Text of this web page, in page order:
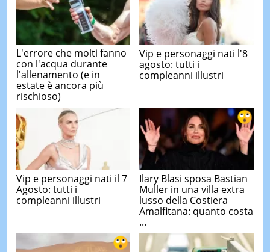
L'errore che molti fanno
con l'acqua durante
l'allenamento (e in
estate è ancora più
rischioso)
Vip e personaggi nati l'8
agosto: tutti i
compleanni illustri
Vip e personaggi nati il 7
Agosto: tutti i
compleanni illustri
Ilary Blasi sposa Bastian
Muller in una villa extra
lusso della Costiera
Amalfitana: quanto costa
...